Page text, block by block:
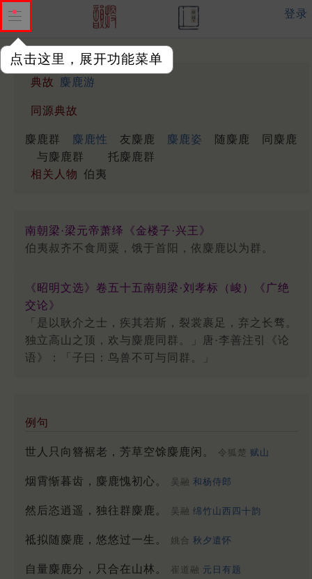
点击这里，展开功能菜单
登录
典故 麋鹿游
同源典故
麋鹿群 麋鹿性 友麋鹿 麋鹿姿 随麋鹿
同麋鹿
与麋鹿群
托麋鹿群
相关人物 伯夷
南朝梁·梁元帝萧绎《金楼子·兴王》
伯夷叔齐不食周粟，饿于首阳，依麋鹿以为群。
《昭明文选》卷五十五南朝梁·刘孝标（峻）《广绝
交论》
「是以耿介之士，疾其若斯，裂裳裹足，弃之长骛。
独立高山之顶，欢与麋鹿同群。」唐·李善注引《论
语》：「子曰：鸟兽不可与同群。」
例句
世人只向簪裾老，芳草空馀麋鹿闲。 令狐楚 赋山
烟霄惭暮齿，麋鹿愧初心。 吴融 和杨侍郎
然后恣逍遥，独往群麋鹿。 吴融 绵竹山西四十韵
祗拟随麋鹿，悠悠过一生。 姚合 秋夕遣怀
自量麋鹿分，只合在山林。 崔道融 元日有题